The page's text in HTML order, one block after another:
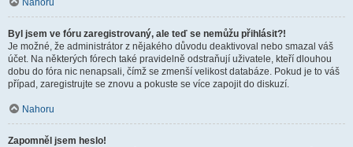
Nahoru
Byl jsem ve fóru zaregistrovaný, ale teď se nemůžu přihlásit?!
Je možné, že administrátor z nějakého důvodu deaktivoval nebo smazal váš
účet. Na některých fórech také pravidelně odstraňují uživatele, kteří dlouhou
dobu do fóra nic nenapsali, čímž se zmenší velikost databáze. Pokud je to váš
případ, zaregistrujte se znovu a pokuste se více zapojit do diskuzí.
Nahoru
Zapomněl jsem heslo!